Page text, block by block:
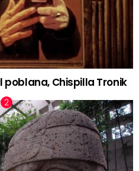
Chispilla Tronik